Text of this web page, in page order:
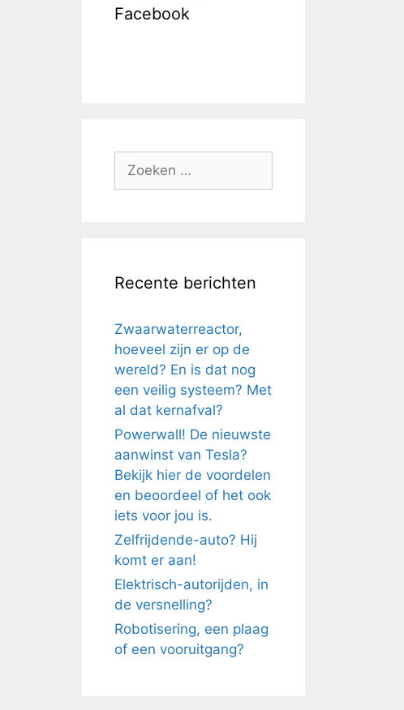
Facebook
Zoek
Recente berichten
Zwaarwaterreactor,
hoeveel zijn er op de
wereld? En is dat nog
een veilig systeem? Met
al dat kernafval?
Powerwall! De nieuwste
aanwinst van Tesla?
Bekijk hier de voordelen
en beoordeel of het ook
iets voor jou is.
Zelfrijdende-auto? Hij
komt er aan!
Elektrisch-autorijden, in
de versnelling?
Robotisering, een plaag
of een vooruitgang?